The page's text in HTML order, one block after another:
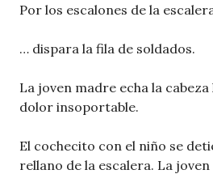
Por los escalones de la
… dispara la fila de soldados.
La joven madre echa la
dolor insoportable.
El cochecito con el niño se
rellano de la escalera. La